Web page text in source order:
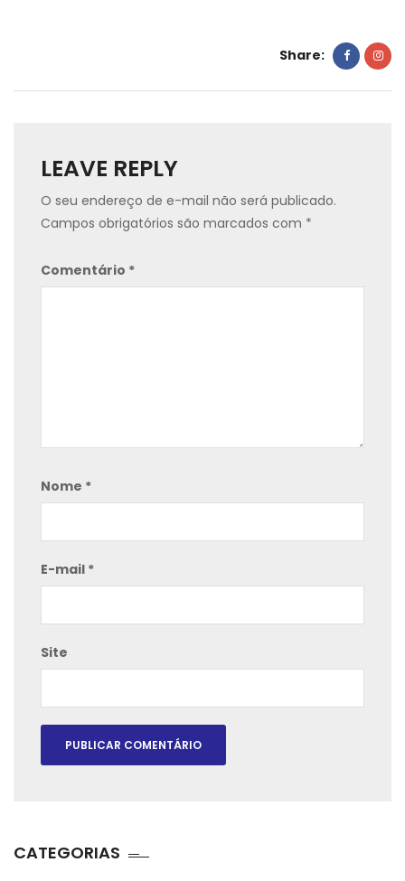
Share:
LEAVE REPLY
O seu endereço de e-mail não será publicado.
Campos obrigatórios são marcados com *
Comentário *
Nome *
E-mail *
Site
CATEGORIAS